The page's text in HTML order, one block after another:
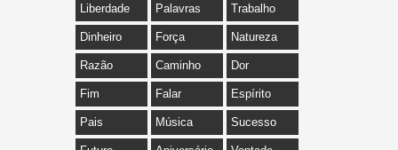
Liberdade Palavras Trabalho
Dinheiro Força Natureza
Razão Caminho Dor
Fim Falar Espírito
Pais Música Sucesso